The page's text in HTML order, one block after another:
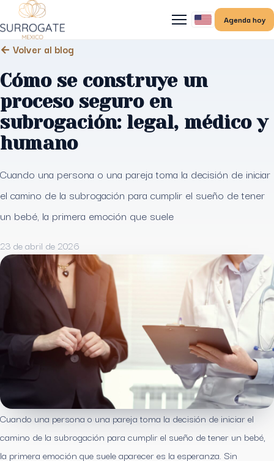
Agenda hoy
← Volver al blog
Cómo se construye un
proceso seguro en
subrogación: legal, médico y
humano
Cuando una persona o una pareja toma la decisión de iniciar
el camino de la subrogación para cumplir el sueño de tener
un bebé, la primera emoción que suele
23 de abril de 2026
Cuando una persona o una pareja toma la decisión de iniciar el
camino de la subrogación para cumplir el sueño de tener un bebé,
la primera emoción que suele aparecer es la esperanza. Sin